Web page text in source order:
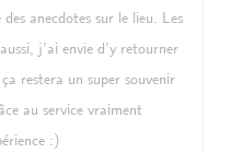
anecdotes sur le lieu. Les
j’ai envie d’y retourner
restera un super souvenir
au service vraiment
:)